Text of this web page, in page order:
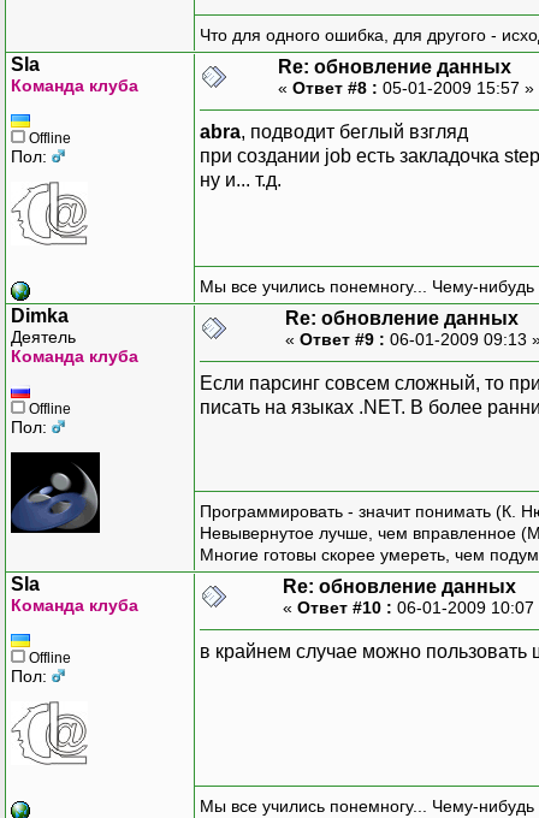
Что для одного ошибка, для другого -
Sla
Команда клуба
Offline
Пол:
Re: обновление данных
« Ответ #8 : 05-01-2009 15:57 »
abra, подводит беглый взгляд
при создании job есть закладочка step
ну и... т.д.
Мы все учились понемногу... Чему-нибудь
Dimka
Деятель
Команда клуба
Offline
Пол:
Re: обновление данных
« Ответ #9 : 06-01-2009 09:13
Если парсинг совсем сложный, то
писать на языках .NET. В более
Программировать - значит понимать (К.
Невывернутое лучше, чем вправленное
Многие готовы скорее умереть, чем
Sla
Команда клуба
Offline
Пол:
Re: обновление данных
« Ответ #10 : 06-01-2009
в крайнем случае можно пользовать
Мы все учились понемногу... Чему-нибудь